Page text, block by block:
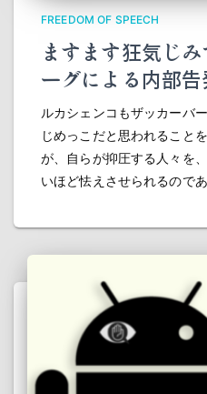
FREEDOM OF SPEECH
ますます狂気じ
ーグによる内部
ルカシェンコもザッカーバ
じめっこだと思われること
が、自らが抑圧する人々を
いほど怯えさせられるのであ